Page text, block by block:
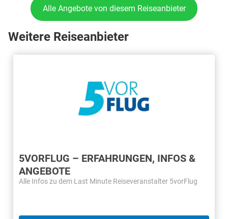
Alle Angebote von diesem Reiseanbieter
Weitere Reiseanbieter
5VORFLUG – ERFAHRUNGEN, INFOS &
ANGEBOTE
Alle Infos zu dem Last Minute Reiseveranstalter 5vorFlug